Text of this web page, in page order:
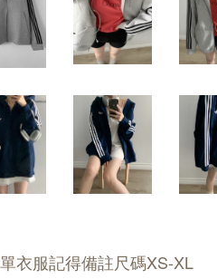
衣服記得備註尺碼XS-XL